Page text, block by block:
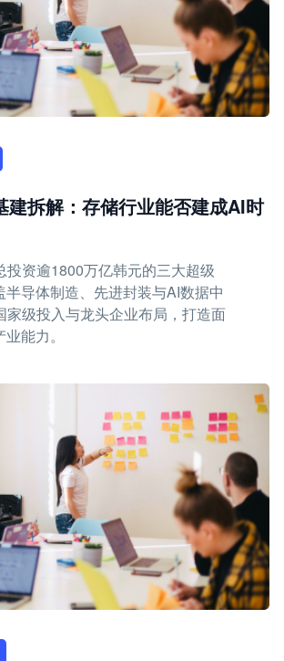
建拆解：存储行业能否建成AI时
投资逾1800万亿韩元的三大超级
导体制造、先进封装与AI数据中
家级投入与龙头企业布局，打造面
能力。